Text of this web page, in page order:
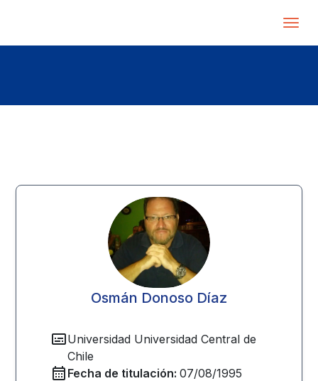
Osmán Donoso Díaz
Universidad Universidad Central de
Chile
Fecha de titulación: 07/08/1995